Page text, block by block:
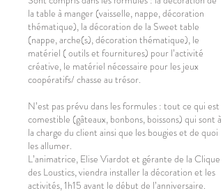
la table à manger (vaisselle, nappe, décoration
thématique), la décoration de la Sweet table
(nappe, arche(s), décoration thématique), le
matériel ( outils et fournitures) pour l’activité
créative, le matériel nécessaire pour les jeux
coopératifs/ chasse au trésor.
N’est pas prévu dans les formules : tout ce qui est
comestible (gâteaux, bonbons, boissons) qui sont à
la charge du client ainsi que les bougies et de quoi
les allumer.
L’animatrice, Elise Viardot et gérante de la Clique
des Loustics, viendra installer la décoration et les
activités, 1h15 avant le début de l’anniversaire.